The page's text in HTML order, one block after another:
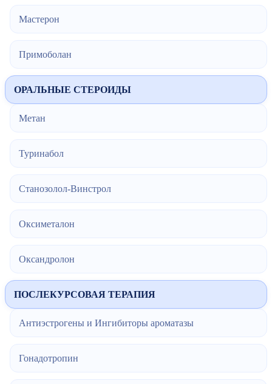
Мастерон
Примоболан
ОРАЛЬНЫЕ СТЕРОИДЫ
Метан
Туринабол
Станозолол-Винстрол
Оксиметалон
Оксандролон
ПОСЛЕКУРСОВАЯ ТЕРАПИЯ
Антиэстрогены и Ингибиторы ароматазы
Гонадотропин